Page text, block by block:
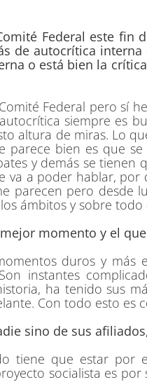
Federal este fin
de autocrítica
o está bien la
Federal pero sí
siempre es
altura de miras. Lo
bien es que
y demás se tienen
va a poder hablar, por
parecen pero desde
ámbitos y sobre
momento y el
duros y más
instantes
ha tenido sus
Con todo esto es
sino de sus
tiene que estar por
socialista es